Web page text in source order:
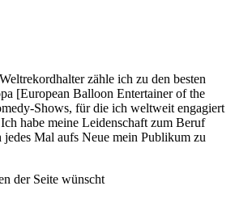
zähle ich zu den besten
[European Balloon Entertainer of the
Shows, für die ich weltweit engagiert
habe meine Leidenschaft zum Beruf
jedes Mal aufs Neue mein Publikum zu
der Seite wünscht